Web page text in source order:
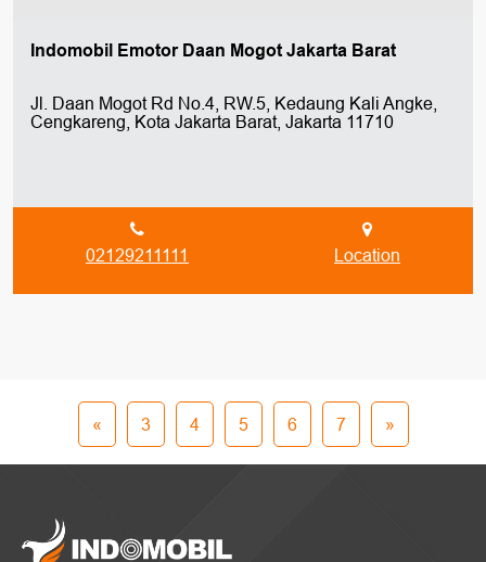
Indomobil Emotor Daan Mogot Jakarta Barat
Jl. Daan Mogot Rd No.4, RW.5, Kedaung Kali Angke,
Cengkareng, Kota Jakarta Barat, Jakarta 11710
02129211111 Location
« 3 4 5 6 7 »